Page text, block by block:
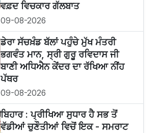
ਵਫ਼ਦ ਵਿਚਕਾਰ ਗੱਲਬਾਤ
09-08-2026
ਡੇਰਾ ਸੱਚਖ਼ੰਡ ਬੱਲਾਂ ਪਹੁੰਚੇ ਮੁੱਖ ਮੰਤਰੀ
ਭਗਵੰਤ ਮਾਨ, ਸ੍ਰੀ ਗੁਰੂ ਰਵਿਦਾਸ ਜੀ
ਬਾਣੀ ਅਧਿਐਨ ਕੇਂਦਰ ਦਾ ਰੱਖਿਆ ਨੀਂਹ
ਪੱਥਰ
09-08-2026
ਬਿਹਾਰ : ਪ੍ਰੀਖਿਆ ਸੁਧਾਰ ਹੈ ਸਭ ਤੋਂ
ਵੱਡੀਆਂ ਚੁਣੌਤੀਆਂ ਵਿਚੋਂ ਇਕ - ਸਮਰਾਟ